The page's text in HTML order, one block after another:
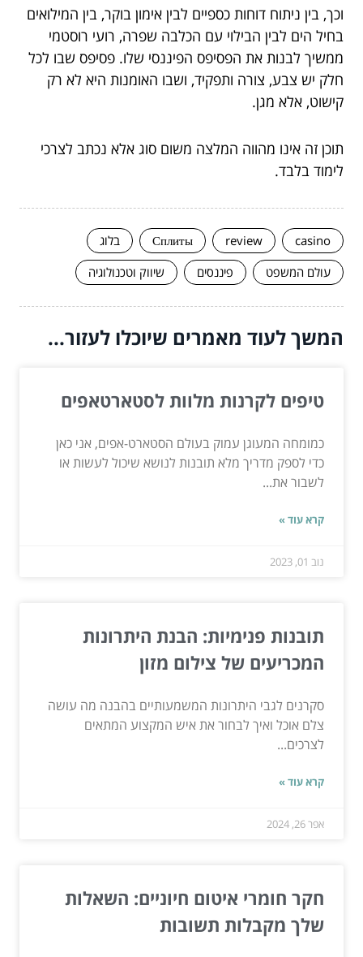
וכך, בין ניתוח דוחות כספיים לבין אימון בוקר, בין המילואים
בחיל הים לבין הבילוי עם הכלבה שפרה, רועי רוסטמי
ממשיך לבנות את הפסיפס הפיננסי שלו. פסיפס שבו לכל
חלק יש צבע, צורה ותפקיד, ושבו האומנות היא לא רק
קישוט, אלא מגן.
תוכן זה אינו מהווה המלצה משום סוג אלא נכתב לצרכי
לימוד בלבד.
casino
review
Сплиты
בלוג
עולם המשפט
פיננסים שיווק וטכנולוגיה
המשך לעוד מאמרים שיוכלו לעזור...
טיפים לקרנות מלוות לסטארטאפים
כמומחה המעוגן עמוק בעולם הסטארט-אפים, אני כאן
כדי לספק מדריך מלא תובנות לנושא שיכול לעשות או
לשבור את...
קרא עוד »
נוב 01, 2023
תובנות פנימיות: הבנת היתרונות
המכריעים של צילום מזון
סקרנים לגבי היתרונות המשמעותיים בהבנה מה עושה
צלם אוכל ואיך לבחור את איש המקצוע המתאים
לצרכים...
קרא עוד »
אפר 26, 2024
חקר חומרי איטום חיוניים: השאלות
שלך מקבלות תשובות